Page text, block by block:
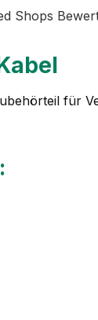
Shops
für